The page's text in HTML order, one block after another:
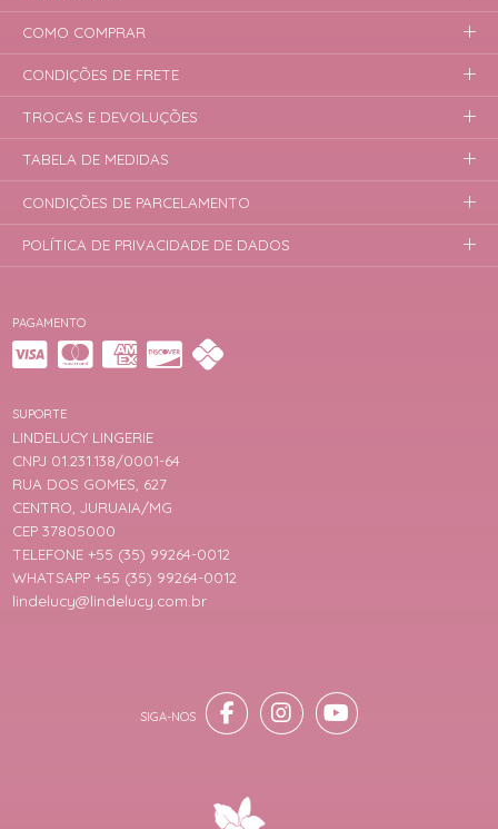
PAGAMENTO
SUPORTE
LINDELUCY LINGERIE
CNPJ 01.231.138/0001-64
RUA DOS GOMES, 627
CENTRO, JURUAIA/MG
CEP 37805000
TELEFONE +55 (35) 99264-0012
WHATSAPP +55 (35) 99264-0012
lindelucy@lindelucy.com.br
COMO COMPRAR
CONDIÇÕES DE FRETE
TROCAS E DEVOLUÇÕES
TABELA DE MEDIDAS
CONDIÇÕES DE PARCELAMENTO
POLÍTICA DE PRIVACIDADE DE DADOS